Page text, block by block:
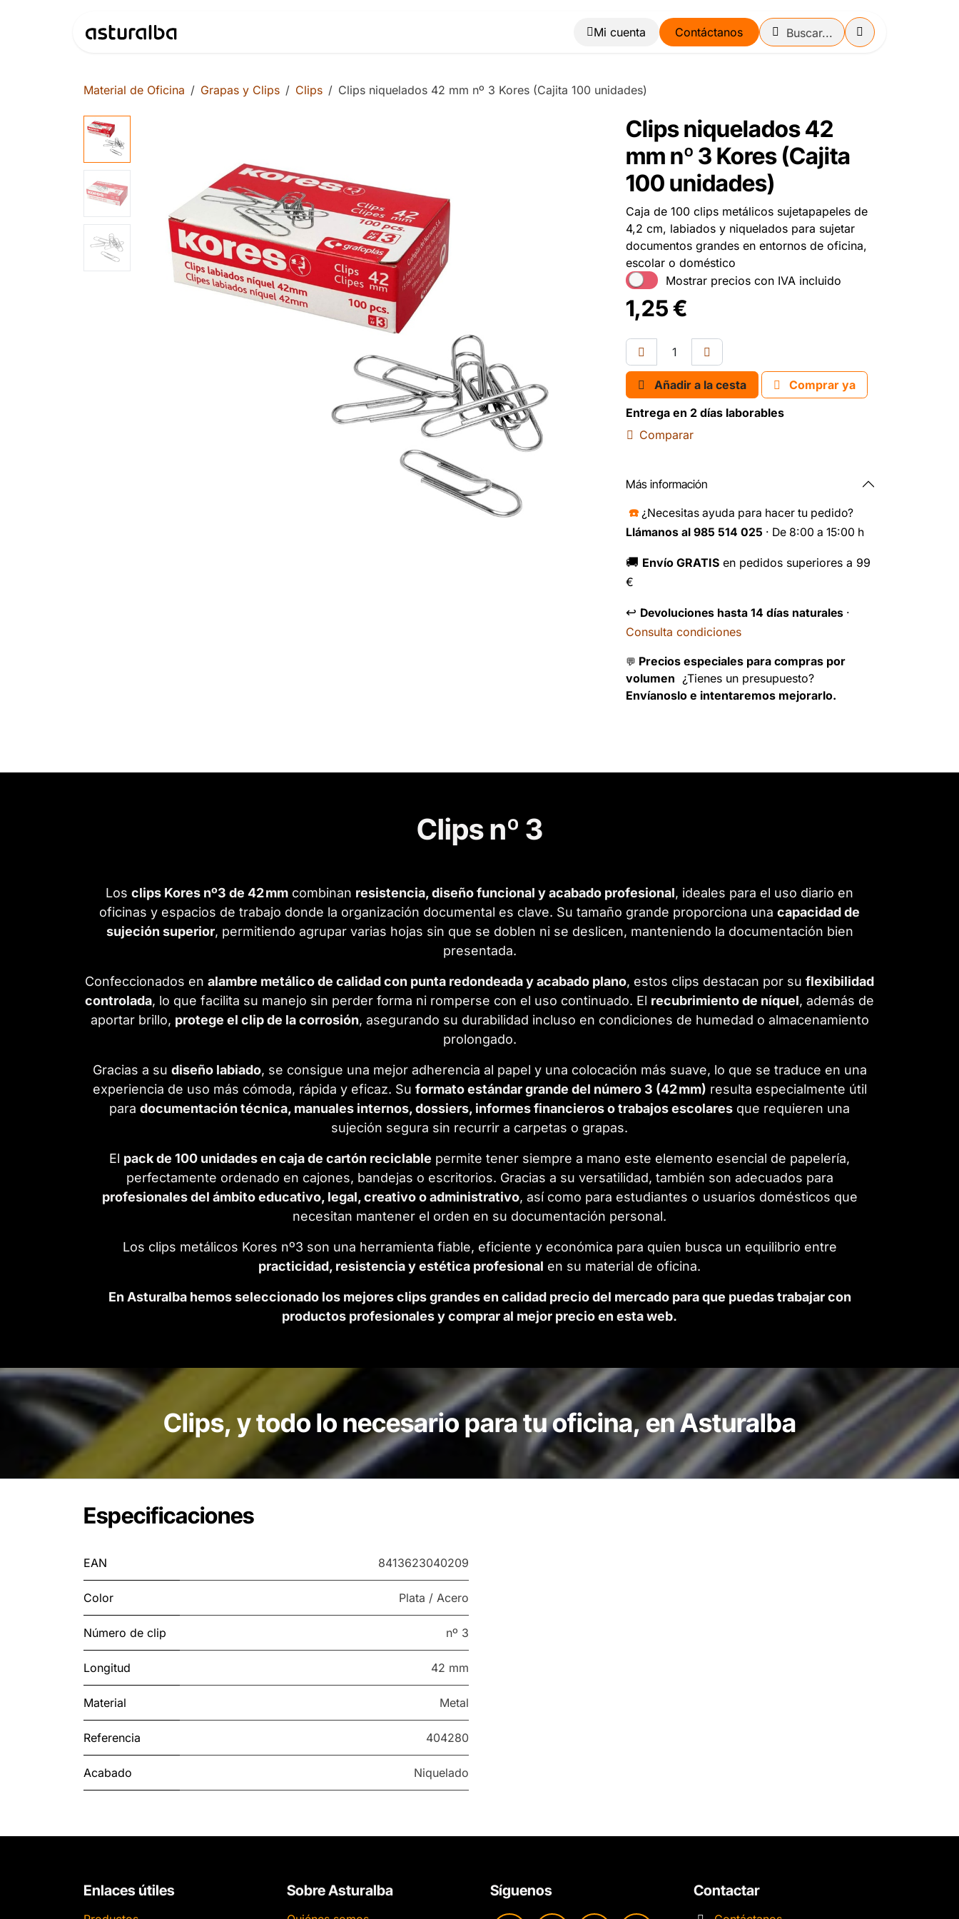
Blog Contáctanos
Material de Oficina Grapas y Clips Clips Clips niquelados 42 mm nº 3 Kores (Cajita 100 unidades)
Clips niquelados 42
mm nº 3 Kores (Cajita
100 unidades)
Caja de 100 clips metálicos sujetapapeles de
4,2 cm, labiados y niquelados para sujetar
documentos grandes en entornos de oficina,
escolar o doméstico
Mostrar precios con IVA incluido
1,25€
Añadir a la cesta
Comprar ya
Entrega en 2 días laborables
Comparar
Más información
☎️ ¿Necesitas ayuda para hacer tu pedido?
Llámanos al 985 514 025 · De 8:00 a 15:00 h
🚚 Envío GRATIS en pedidos superiores a 99
€
↩️ Devoluciones hasta 14 días naturales ·
Consulta condiciones
💬 Precios especiales para compras por
volumen ¿Tienes un presupuesto?
Envíanoslo e intentaremos mejorarlo.
Clips nº 3
Los clips Kores nº3 de 42 mm combinan resistencia, diseño funcional y acabado profesional, ideales para el uso diario en
oficinas y espacios de trabajo donde la organización documental es clave. Su tamaño grande proporciona una capacidad de
sujeción superior, permitiendo agrupar varias hojas sin que se doblen ni se deslicen, manteniendo la documentación bien
presentada.
Confeccionados en alambre metálico de calidad con punta redondeada y acabado plano, estos clips destacan por su flexibilidad
controlada, lo que facilita su manejo sin perder forma ni romperse con el uso continuado. El recubrimiento de níquel, además de
aportar brillo, protege el clip de la corrosión, asegurando su durabilidad incluso en condiciones de humedad o almacenamiento
prolongado.
Gracias a su diseño labiado, se consigue una mejor adherencia al papel y una colocación más suave, lo que se traduce en una
experiencia de uso más cómoda, rápida y eficaz. Su formato estándar grande del número 3 (42 mm) resulta especialmente útil
para documentación técnica, manuales internos, dossiers, informes financieros o trabajos escolares que requieren una
sujeción segura sin recurrir a carpetas o grapas.
El pack de 100 unidades en caja de cartón reciclable permite tener siempre a mano este elemento esencial de papelería,
perfectamente ordenado en cajones, bandejas o escritorios. Gracias a su versatilidad, también son adecuados para
profesionales del ámbito educativo, legal, creativo o administrativo, así como para estudiantes o usuarios domésticos que
necesitan mantener el orden en su documentación personal.
Los clips metálicos Kores nº3 son una herramienta fiable, eficiente y económica para quien busca un equilibrio entre
practicidad, resistencia y estética profesional en su material de oficina.
En Asturalba hemos seleccionado los mejores clips grandes en calidad precio del mercado para que puedas trabajar con
productos profesionales y comprar al mejor precio en esta web.
Clips, y todo lo necesario para tu oficina, en Asturalba
Especificaciones
EAN 8413623040209
Color Plata / Acero
Número de clip nº 3
Longitud 42 mm
Material Metal
Referencia 404280
Acabado Niquelado
Enlaces útiles Sobre Asturalba Síguenos Contactar